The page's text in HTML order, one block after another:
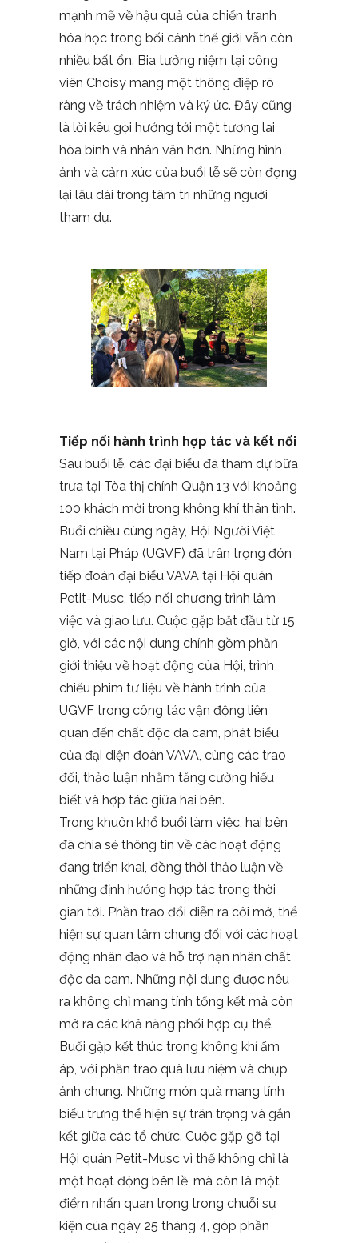
mạnh mẽ về hậu quả của chiến tranh
hóa học trong bối cảnh thế giới vẫn còn
nhiều bất ổn. Bia tưởng niệm tại công
viên Choisy mang một thông điệp rõ
ràng về trách nhiệm và ký ức. Đây cũng
là lời kêu gọi hướng tới một tương lai
hòa bình và nhân văn hơn. Những hình
ảnh và cảm xúc của buổi lễ sẽ còn đọng
lại lâu dài trong tâm trí những người
tham dự.
Tiếp nối hành trình hợp tác và kết nối
Sau buổi lễ, các đại biểu đã tham dự bữa
trưa tại Tòa thị chính Quận 13 với khoảng
100 khách mời trong không khí thân tình.
Buổi chiều cùng ngày, Hội Người Việt
Nam tại Pháp (UGVF) đã trân trọng đón
tiếp đoàn đại biểu VAVA tại Hội quán
Petit-Musc, tiếp nối chương trình làm
việc và giao lưu. Cuộc gặp bắt đầu từ 15
giờ, với các nội dung chính gồm phần
giới thiệu về hoạt động của Hội, trình
chiếu phim tư liệu về hành trình của
UGVF trong công tác vận động liên
quan đến chất độc da cam, phát biểu
của đại diện đoàn VAVA, cùng các trao
đổi, thảo luận nhằm tăng cường hiểu
biết và hợp tác giữa hai bên.
Trong khuôn khổ buổi làm việc, hai bên
đã chia sẻ thông tin về các hoạt động
đang triển khai, đồng thời thảo luận về
những định hướng hợp tác trong thời
gian tới. Phần trao đổi diễn ra cởi mở, thể
hiện sự quan tâm chung đối với các hoạt
động nhân đạo và hỗ trợ nạn nhân chất
độc da cam. Những nội dung được nêu
ra không chỉ mang tính tổng kết mà còn
mở ra các khả năng phối hợp cụ thể.
Buổi gặp kết thúc trong không khí ấm
áp, với phần trao quà lưu niệm và chụp
ảnh chung. Những món quà mang tính
biểu trưng thể hiện sự trân trọng và gắn
kết giữa các tổ chức. Cuộc gặp gỡ tại
Hội quán Petit-Musc vì thế không chỉ là
một hoạt động bên lề, mà còn là một
điểm nhấn quan trọng trong chuỗi sự
kiện của ngày 25 tháng 4, góp phần